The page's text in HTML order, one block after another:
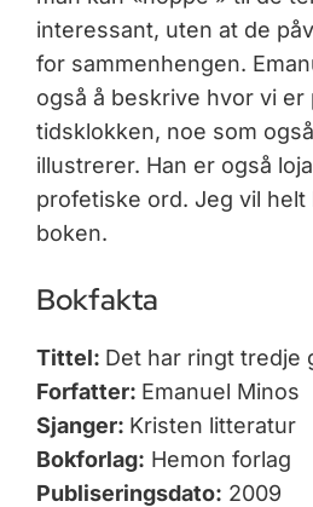
interessant, uten at de
for sammenhengen.
også å beskrive hvor vi er
tidsklokken, noe som
illustrerer. Han er også
profetiske ord. Jeg vil
boken.
Bokfakta
Tittel: Det har ringt tredje
Forfatter: Emanuel Minos
Sjanger: Kristen litteratur
Bokforlag: Hemon forlag
Publiseringsdato: 2009